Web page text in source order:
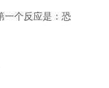
一个反应是：恐